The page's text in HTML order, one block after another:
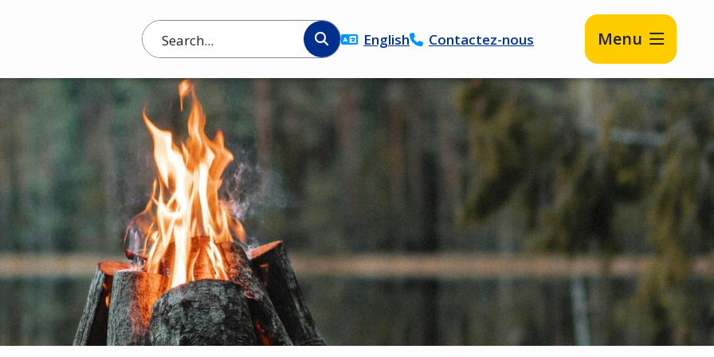
Search English Contactez-nous Menu